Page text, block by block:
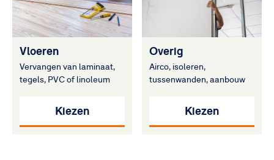
Vloeren
Vervangen van laminaat,
tegels, PVC of linoleum
Kiezen
Overig
Airco, isoleren,
tussenwanden, aanbouw
Kiezen